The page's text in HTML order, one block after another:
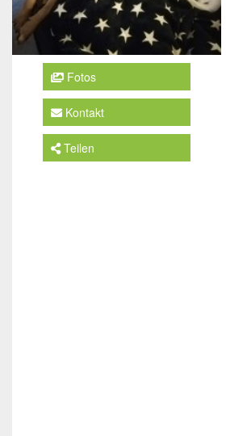
Fotos
Kontakt
Teilen